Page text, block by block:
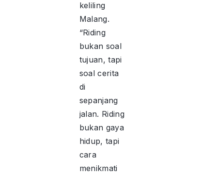
keliling
Malang.
“Riding
bukan soal
tujuan, tapi
soal cerita
di
sepanjang
jalan. Riding
bukan gaya
hidup, tapi
cara
menikmati